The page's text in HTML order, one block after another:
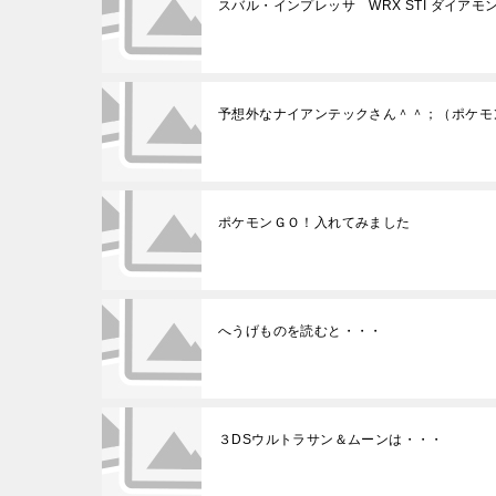
スバル・インプレッサ WRX STI ダイアモ
予想外なナイアンテックさん＾＾；（ポケモ
ポケモンＧＯ！入れてみました
へうげものを読むと・・・
３DSウルトラサン＆ムーンは・・・